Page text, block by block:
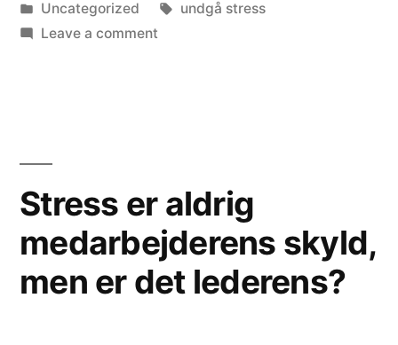
by
Posted
in
Uncategorized Tags:
undgå stress
Leave a commenton
Stress er aldrig
medarbejderens skyld,
men er det lederens?